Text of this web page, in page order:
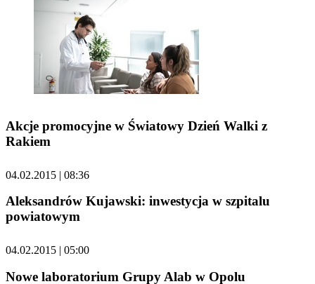
Akcje promocyjne w Światowy Dzień Walki z
Rakiem
04.02.2015 | 08:36
Aleksandrów Kujawski: inwestycja w szpitalu
powiatowym
04.02.2015 | 05:00
Nowe laboratorium Grupy Alab w Opolu